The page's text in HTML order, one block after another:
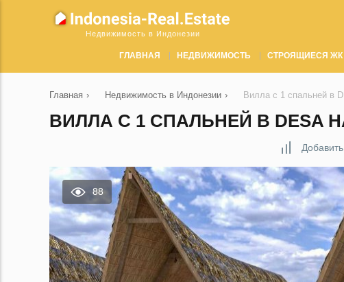
Недвижимость в Индонезии
ГЛАВНАЯ НЕДВИЖИМОСТЬ СТРОЯЩИЕСЯ ЖК
Главная › Недвижимость в Индонезии › Вилла с 1 спальней в
ВИЛЛА С 1 СПАЛЬНЕЙ В DESA
88